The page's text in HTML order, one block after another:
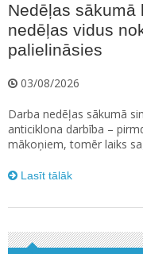
Nedēļas sākumā
nedēļas vidus
palielināsies
03/08/2026
Darba nedēļas sākumā
anticiklona darbība –
mākoņiem, tomēr laiks
Lasīt tālāk